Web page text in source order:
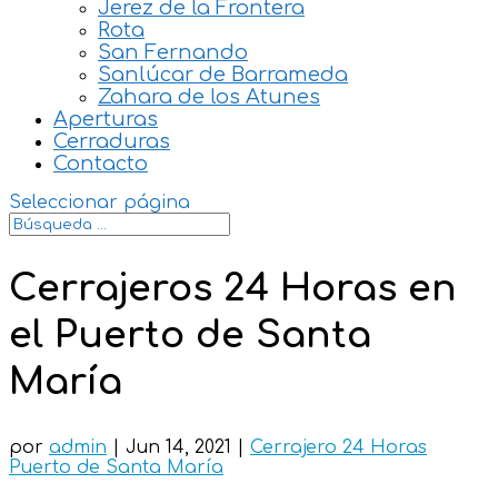
Jerez de la Frontera
Rota
San Fernando
Sanlúcar de Barrameda
Zahara de los Atunes
Aperturas
Cerraduras
Contacto
Seleccionar página
Cerrajeros 24 Horas en
el Puerto de Santa
María
por admin Jun 14, 2021
Cerrajero 24 Horas
Puerto de Santa María